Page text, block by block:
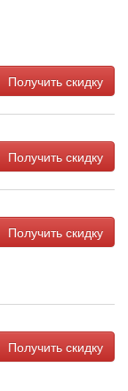
Получить скидку
Получить скидку
Получить скидку
Получить скидку